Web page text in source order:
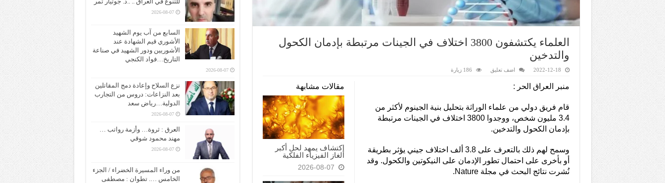
العلماء يكتشفون 3800 اختلاف في الجينات مرتبطة بإدمان الكحول
والتدخين
2022-12-18 اضف تعليق 186 زيارة
مقالات مشابهة
اكتشاف يمهد لحل أكبر
ألغاز الفيزياء الفلكية
2026-08-07
منبر العراق الحر :
قام فريق دولي من علماء الوراثة بتحليل بنية الجينوم لأكثر من
3.4 مليون شخص، ووجدوا 3800 اختلاف في الجينات مرتبطة
بإدمان الكحول والتدخين.
وسمح لهم ذلك بالتعرف على 3.8 ألف اختلاف جيني يؤثر بطريقة
أو بأخرى على احتمال تطور الإدمان على النيكوتين والكحول. وقد
نُشرت نتائج البحث في مجلة Nature.
2026-08-07
السابع من آب يوم الشهيد
الأشوري قيم الشهادة عند
الأشوريين ودور الشهيد في صناعة
التاريخ…فواد الكنجي
2026-08-07
نزع السلاح وإعادة دمج المقاتلين
بعد النزاعات: دروس من التجارب
الدولية…رياض سعد
2026-08-07
العرق : ثروة… وأزمة رواتب …
مهند محمود شوقي
2026-08-07
من وراء المسيرة الخضراء / الجزء
الخامس …. تطوان : مصطفى